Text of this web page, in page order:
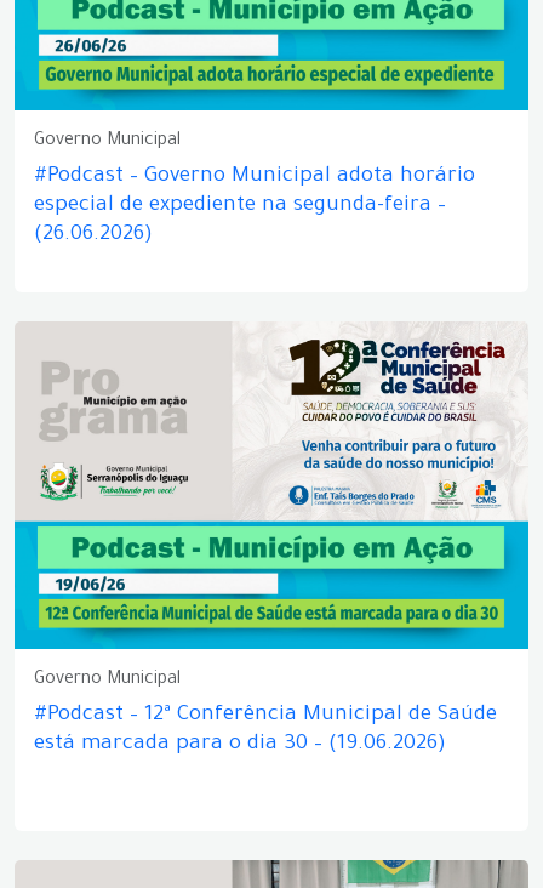
Governo Municipal
#Podcast – Governo Municipal adota horário
especial de expediente na segunda-feira –
(26.06.2026)
Governo Municipal
#Podcast – 12ª Conferência Municipal de Saúde
está marcada para o dia 30 – (19.06.2026)